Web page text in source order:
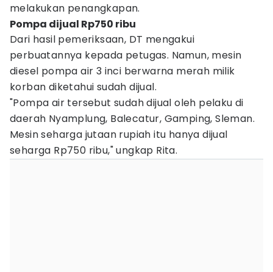
melakukan penangkapan.
Pompa dijual Rp750 ribu
Dari hasil pemeriksaan, DT mengakui
perbuatannya kepada petugas. Namun, mesin
diesel pompa air 3 inci berwarna merah milik
korban diketahui sudah dijual.
"Pompa air tersebut sudah dijual oleh pelaku di
daerah Nyamplung, Balecatur, Gamping, Sleman.
Mesin seharga jutaan rupiah itu hanya dijual
seharga Rp750 ribu," ungkap Rita.